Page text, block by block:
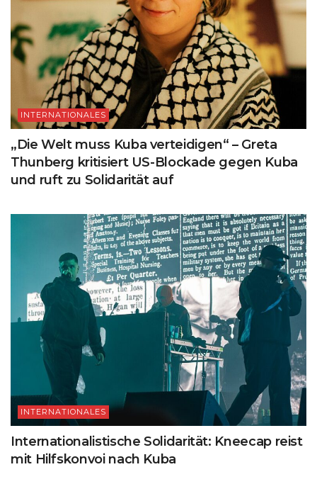
INTERNATIONALES
„Die Welt muss Kuba verteidigen“ – Greta
Thunberg kritisiert US-Blockade gegen Kuba
und ruft zu Solidarität auf
INTERNATIONALES
Internationalistische Solidarität: Kneecap reist
mit Hilfskonvoi nach Kuba